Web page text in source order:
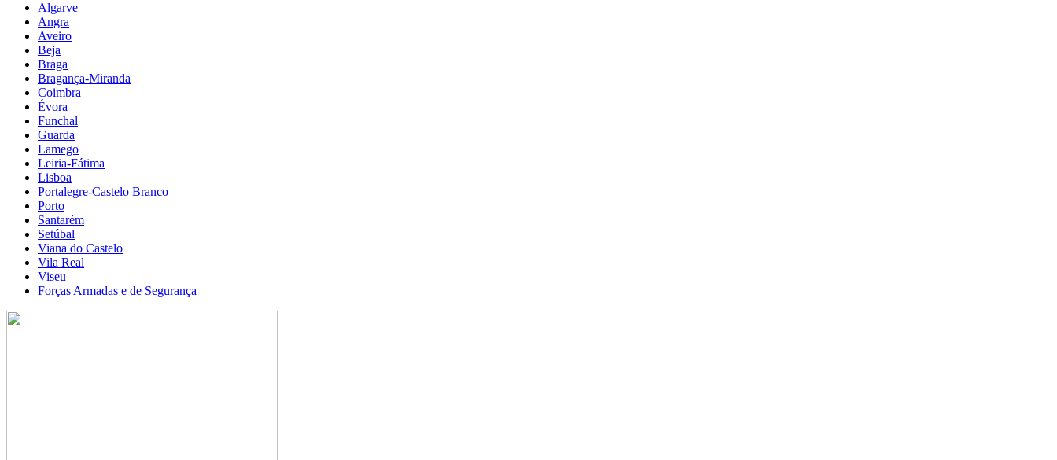
Algarve
Angra
Aveiro
Beja
Braga
Bragança-Miranda
Coimbra
Évora
Funchal
Guarda
Lamego
Leiria-Fátima
Lisboa
Portalegre-Castelo Branco
Porto
Santarém
Setúbal
Viana do Castelo
Vila Real
Viseu
Forças Armadas e de Segurança